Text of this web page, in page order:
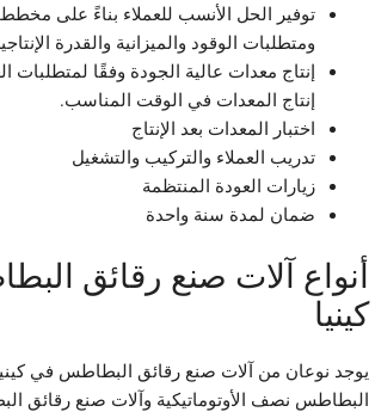
توفير الحل الأنسب للعملاء بناءً على
ومتطلبات الوقود والميزانية والقدرة
إنتاج معدات عالية الجودة وفقًا لمتطلبات
إنتاج المعدات في الوقت المناسب.
اختبار المعدات بعد الإنتاج
تدريب العملاء والتركيب والتشغيل
زيارات العودة المنتظمة
ضمان لمدة سنة واحدة
آلات صنع رقائق
نوعان من آلات صنع رقائق البطاطس في
نصف الأوتوماتيكية وآلات صنع رقائق